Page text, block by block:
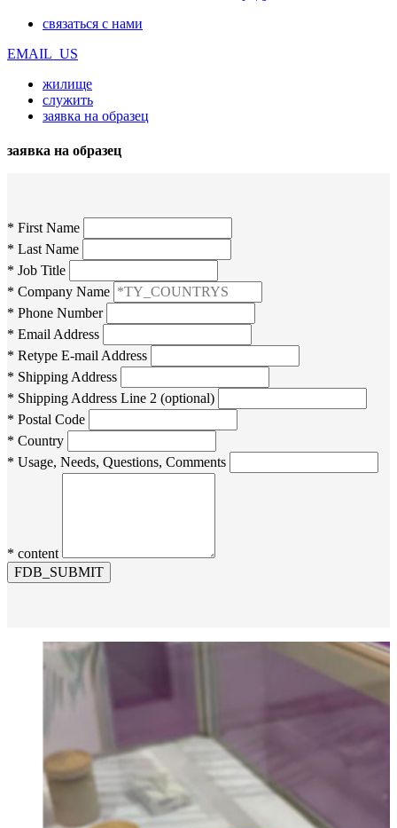
связаться с нами
EMAIL_US
жилище
служить
заявка на образец
заявка на образец
* First Name
* Last Name
* Job Title
* Company Name
* Phone Number
* Email Address
* Retype E-mail Address
* Shipping Address
* Shipping Address Line 2 (optional)
* Postal Code
* Country
* Usage, Needs, Questions, Comments
* content
FDB_SUBMIT